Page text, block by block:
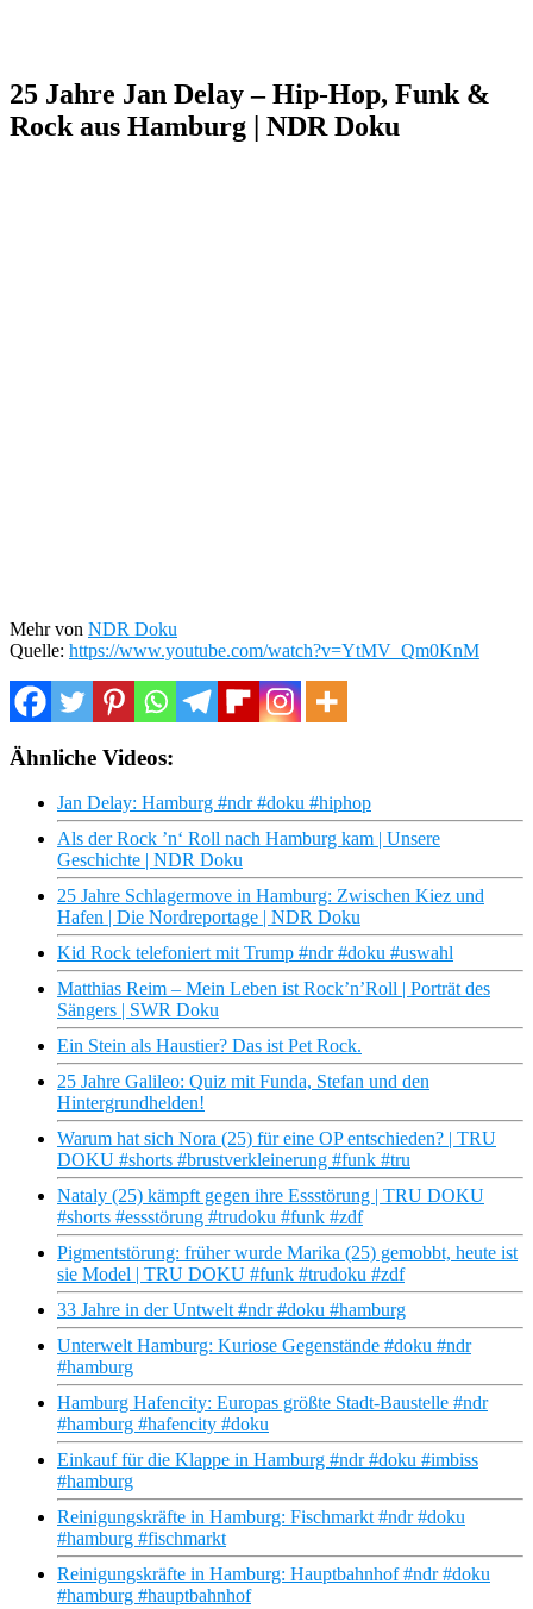
25 Jahre Jan Delay – Hip-Hop, Funk &
Rock aus Hamburg | NDR Doku
Mehr von NDR Doku
Quelle: https://www.youtube.com/watch?v=YtMV_Qm0KnM
Ähnliche Videos:
Jan Delay: Hamburg #ndr #doku #hiphop
Als der Rock ’n‘ Roll nach Hamburg kam | Unsere
Geschichte | NDR Doku
25 Jahre Schlagermove in Hamburg: Zwischen Kiez und
Hafen | Die Nordreportage | NDR Doku
Kid Rock telefoniert mit Trump #ndr #doku #uswahl
Matthias Reim – Mein Leben ist Rock’n’Roll | Porträt des
Sängers | SWR Doku
Ein Stein als Haustier? Das ist Pet Rock.
25 Jahre Galileo: Quiz mit Funda, Stefan und den
Hintergrundhelden!
Warum hat sich Nora (25) für eine OP entschieden? | TRU
DOKU #shorts #brustverkleinerung #funk #tru
Nataly (25) kämpft gegen ihre Essstörung | TRU DOKU
#shorts #essstörung #trudoku #funk #zdf
Pigmentstörung: früher wurde Marika (25) gemobbt, heute ist
sie Model | TRU DOKU #funk #trudoku #zdf
33 Jahre in der Untwelt #ndr #doku #hamburg
Unterwelt Hamburg: Kuriose Gegenstände #doku #ndr
#hamburg
Hamburg Hafencity: Europas größte Stadt-Baustelle #ndr
#hamburg #hafencity #doku
Einkauf für die Klappe in Hamburg #ndr #doku #imbiss
#hamburg
Reinigungskräfte in Hamburg: Fischmarkt #ndr #doku
#hamburg #fischmarkt
Reinigungskräfte in Hamburg: Hauptbahnhof #ndr #doku
#hamburg #hauptbahnhof